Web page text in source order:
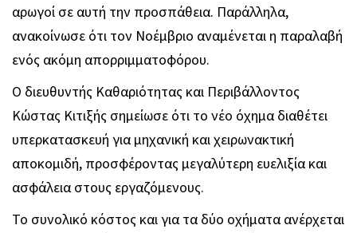
αρωγοί σε αυτή την προσπάθεια. Παράλληλα,
ανακοίνωσε ότι τον Νοέμβριο αναμένεται η παραλαβή
ενός ακόμη απορριμματοφόρου.
Ο διευθυντής Καθαριότητας και Περιβάλλοντος
Κώστας Κιτιξής σημείωσε ότι το νέο όχημα διαθέτει
υπερκατασκευή για μηχανική και χειρωνακτική
αποκομιδή, προσφέροντας μεγαλύτερη ευελιξία και
ασφάλεια στους εργαζόμενους.
Το συνολικό κόστος και για τα δύο οχήματα ανέρχεται